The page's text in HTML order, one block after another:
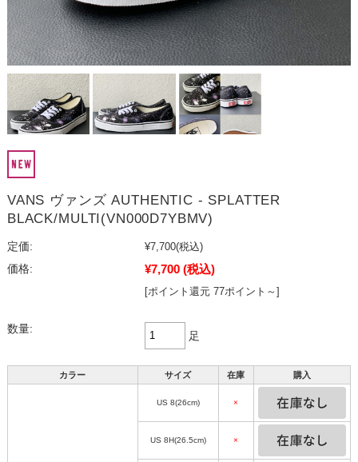
VANS ヴァンズ AUTHENTIC - SPLATTER
BLACK/MULTI(VN000D7YBMV)
定価: ¥7,700(税込)
価格:
¥7,700 (税込)
[ポイント還元 77ポイント～]
数量:
足
カラー サイズ 在庫 購入
US 8(26cm) ×
US 8H(26.5cm) ×